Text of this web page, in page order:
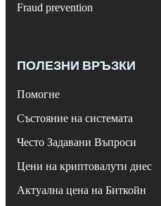
Fraud prevention
ПОЛЕЗНИ ВРЪЗКИ
Помогне
Състояние на системата
Често Задавани Въпроси
Цени на криптовалути днес
Актуална цена на Биткойн